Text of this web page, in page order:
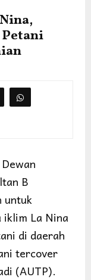
B
untuk
iklim La Nina
di daerah
tercover
(AUTP).